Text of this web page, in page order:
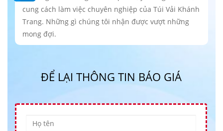
cung cách làm việc chuyên nghiệp của Túi Vải Khánh
Trang. Những gì chúng tôi nhận được vượt những
mong đợi.
ĐỂ LẠI THÔNG TIN BÁO GIÁ